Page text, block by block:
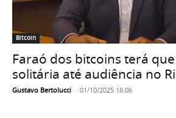
Bitcoin
Faraó dos bitcoins terá
solitária até audiência no
Gustavo Bertolucci - 01/10/2025 18:06